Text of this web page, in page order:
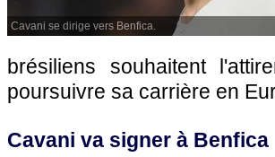
Cavani se dirige vers Benfica.
brésiliens souhaitent
poursuivre sa carrière en
Cavani va signer à Benfica